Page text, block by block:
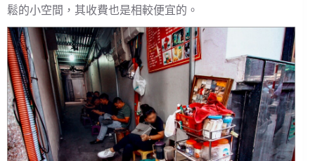
鬆的小空間，其收費也是相較便宜的。